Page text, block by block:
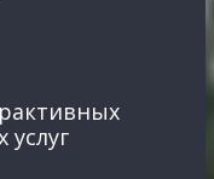
услуг